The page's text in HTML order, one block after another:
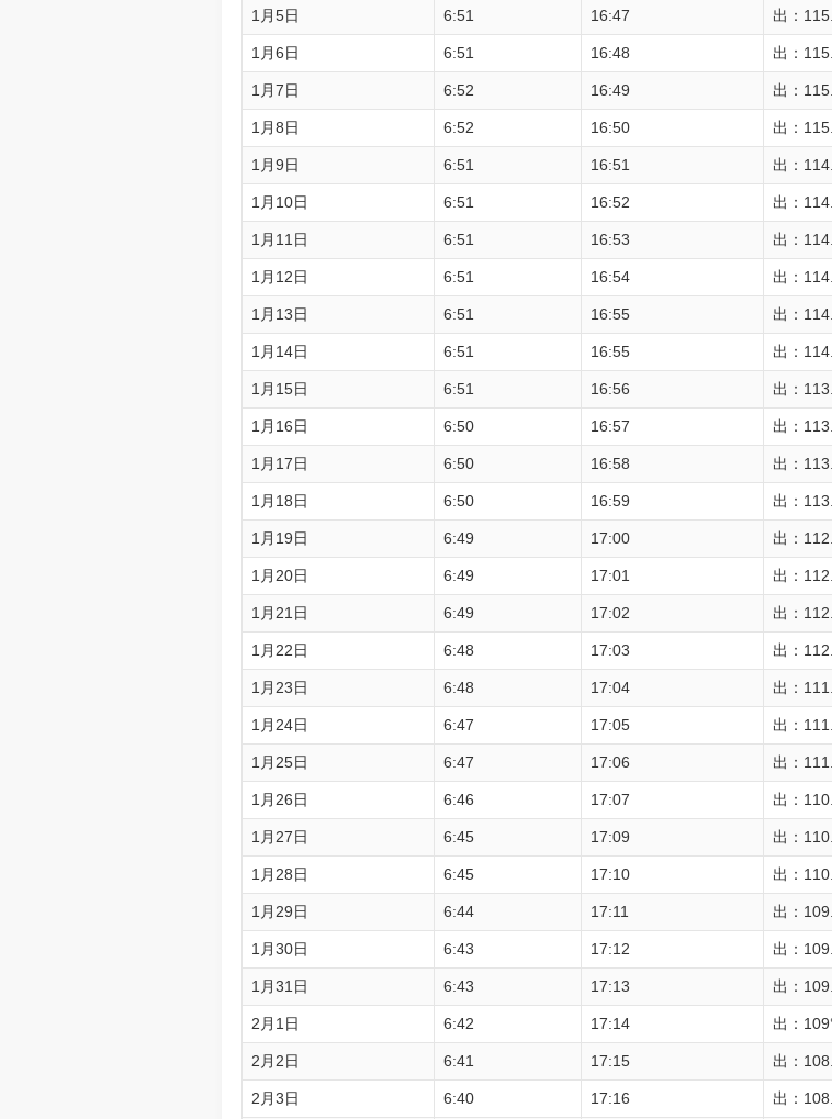
1月5日 6:51 16:47 出：
1月6日 6:51 16:48 出：
1月7日 6:52 16:49 出：
1月8日 6:52 16:50 出：
1月9日 6:51 16:51 出：
1月10日 6:51 16:52 出：
1月11日 6:51 16:53 出：
1月12日 6:51 16:54 出：
1月13日 6:51 16:55 出：
1月14日 6:51 16:55 出：
1月15日 6:51 16:56 出：
1月16日 6:50 16:57 出：
1月17日 6:50 16:58 出：
1月18日 6:50 16:59 出：
1月19日 6:49 17:00 出：
1月20日 6:49 17:01 出：
1月21日 6:49 17:02 出：
1月22日 6:48 17:03 出：
1月23日 6:48 17:04 出：
1月24日 6:47 17:05 出：
1月25日 6:47 17:06 出：
1月26日 6:46 17:07 出：
1月27日 6:45 17:09 出：
1月28日 6:45 17:10 出：
1月29日 6:44 17:11 出：
1月30日 6:43 17:12 出：
1月31日 6:43 17:13 出：
2月1日 6:42 17:14 出：
2月2日 6:41 17:15 出：
2月3日 6:40 17:16 出：